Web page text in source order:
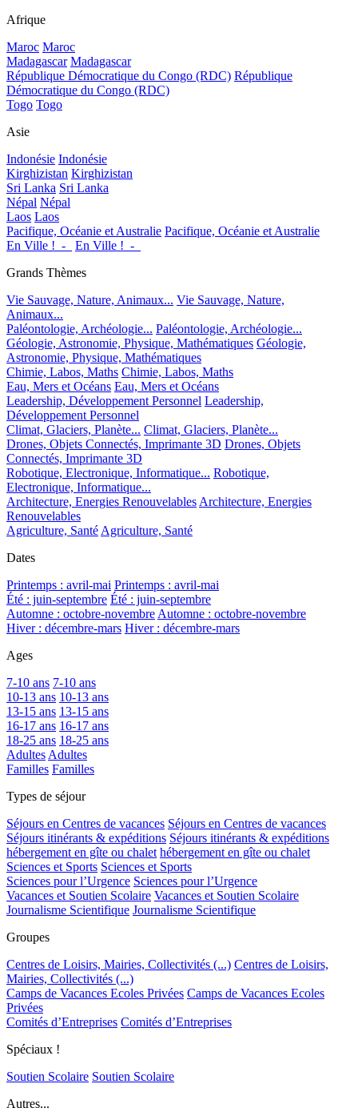
Afrique
Maroc Maroc
Madagascar Madagascar
République Démocratique du Congo (RDC) République
Démocratique du Congo (RDC)
Togo Togo
Asie
Indonésie Indonésie
Kirghizistan Kirghizistan
Sri Lanka Sri Lanka
Népal Népal
Laos Laos
Pacifique, Océanie et Australie Pacifique, Océanie et Australie
En Ville !_-_
En Ville !_-_
Grands Thèmes
Vie Sauvage, Nature, Animaux... Vie Sauvage, Nature,
Animaux...
Paléontologie, Archéologie... Paléontologie, Archéologie...
Géologie, Astronomie, Physique, Mathématiques Géologie,
Astronomie, Physique, Mathématiques
Chimie, Labos, Maths Chimie, Labos, Maths
Eau, Mers et Océans Eau, Mers et Océans
Leadership, Développement Personnel Leadership,
Développement Personnel
Climat, Glaciers, Planète... Climat, Glaciers, Planète...
Drones, Objets Connectés, Imprimante 3D Drones, Objets
Connectés, Imprimante 3D
Robotique, Electronique, Informatique... Robotique,
Electronique, Informatique...
Architecture, Energies Renouvelables Architecture, Energies
Renouvelables
Agriculture, Santé Agriculture, Santé
Dates
Printemps : avril-mai Printemps : avril-mai
Été : juin-septembre Été : juin-septembre
Automne : octobre-novembre Automne : octobre-novembre
Hiver : décembre-mars Hiver : décembre-mars
Ages
7-10 ans 7-10 ans
10-13 ans 10-13 ans
13-15 ans 13-15 ans
16-17 ans 16-17 ans
18-25 ans 18-25 ans
Adultes Adultes
Familles Familles
Types de séjour
Séjours en Centres de vacances Séjours en Centres de vacances
Séjours itinérants & expéditions Séjours itinérants & expéditions
hébergement en gîte ou chalet hébergement en gîte ou chalet
Sciences et Sports Sciences et Sports
Sciences pour l’Urgence Sciences pour l’Urgence
Vacances et Soutien Scolaire Vacances et Soutien Scolaire
Journalisme Scientifique Journalisme Scientifique
Groupes
Centres de Loisirs, Mairies, Collectivités (...) Centres de Loisirs,
Mairies, Collectivités (...)
Camps de Vacances Ecoles Privées Camps de Vacances Ecoles
Privées
Comités d’Entreprises Comités d’Entreprises
Spéciaux !
Soutien Scolaire Soutien Scolaire
Autres...